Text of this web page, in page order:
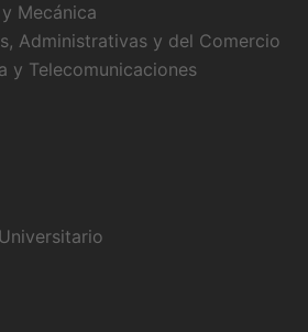
Mecánica
Administrativas y del Comercio
y Telecomunicaciones